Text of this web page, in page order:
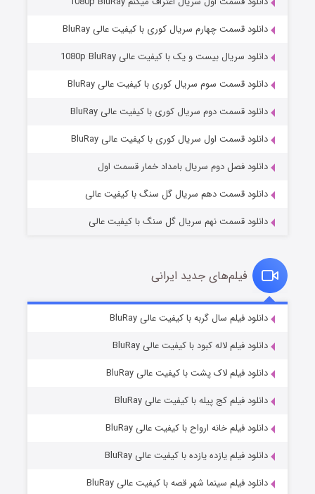
عملیات آپارتمان
قسمت۲ (زیرنویس) منتشر شد
قسمت۲ (زیرنویس) منتشر شد
دانلود قسمت چهارم سریال کوری با کیفیت عالی BluRay
دانلود سریال بیست و یک با کیفیت عالی 1080p BluRay
دانلود قسمت سوم سریال کوری با کیفیت عالی BluRay
دانلود قسمت دوم سریال کوری با کیفیت عالی BluRay
دانلود قسمت اول سریال کوری با کیفیت عالی BluRay
دانلود فصل دوم سریال بامداد خمار قسمت اول
دانلود قسمت دهم سریال گل سنگ با کیفیت عالی
دانلود قسمت نهم سریال گل سنگ با کیفیت عالی
فیلم‌های جدید ایرانی
دانلود فیلم سال گربه با کیفیت عالی BluRay
دانلود فیلم لاله کبود با کیفیت عالی BluRay
دانلود فیلم لاک پشت با کیفیت عالی BluRay
دانلود فیلم کج‌ پیله با کیفیت عالی BluRay
دانلود فیلم خانه ارواح با کیفیت عالی BluRay
دانلود فیلم یازده یازده با کیفیت عالی BluRay
دانلود فیلم سینما شهر قصه با کیفیت عالی BluRay